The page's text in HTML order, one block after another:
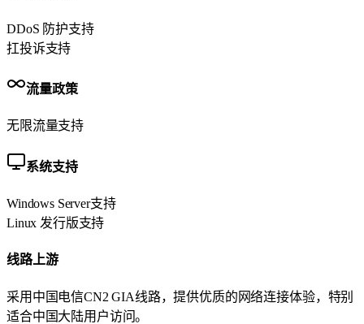
DDoS 防护支持
扛投诉支持
流量政策
无限流量支持
系统支持
Windows Server支持
Linux 发行版支持
线路上游
采用中国电信CN2 GIA线路，提供优质的网络连接体验，特别
适合中国大陆用户访问。